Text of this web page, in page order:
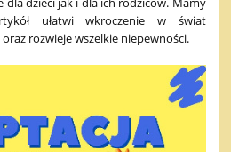
ułatwi wkroczenie w świat
rozwieje wszelkie niepewności.